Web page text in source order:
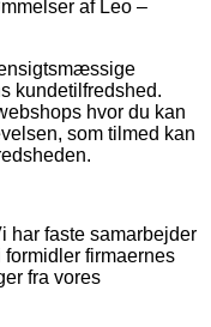
af Leo –
kundetilfredshed.
hvor du kan
som tilmed kan
har faste samarbejder
firmaernes
fra vores